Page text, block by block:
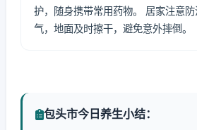
护，随身携带常用药物。 居家注意
气，地面及时擦干，避免意外摔倒。
包头市今日养生小结：